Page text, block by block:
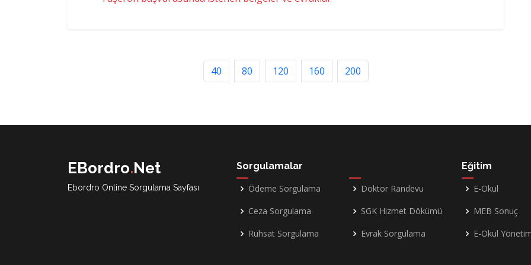
40 80 120 160 200
EBordro.Net
Ebordro Online Sorgulama Sayfası
Sorgulamalar
Ödeme Sorgulama
Ceza Sorgulama
Ruhsat Sorgulama
Doktor Randevu
SGK Hizmet Dökümü
Evrak Sorgulama
Eğitim
E-Okul
MEB Sonuç
E-Okul